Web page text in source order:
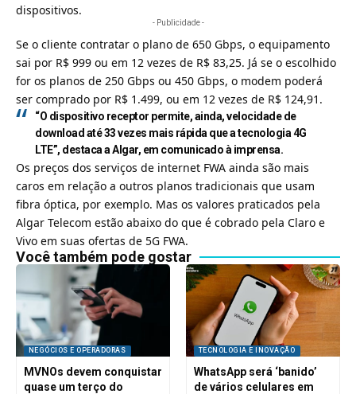
dispositivos.
- Publicidade -
Se o cliente contratar o plano de 650 Gbps, o equipamento
sai por R$ 999 ou em 12 vezes de R$ 83,25. Já se o escolhido
for os planos de 250 Gbps ou 450 Gbps, o modem poderá
ser comprado por R$ 1.499, ou em 12 vezes de R$ 124,91.
“O dispositivo receptor permite, ainda, velocidade de
download até 33 vezes mais rápida que a tecnologia 4G
LTE”, destaca a Algar, em comunicado à imprensa.
Os preços dos serviços de internet FWA ainda são mais
caros em relação a outros planos tradicionais que usam
fibra óptica, por exemplo. Mas os valores praticados pela
Algar Telecom estão abaixo do que é cobrado pela Claro e
Vivo em suas ofertas de 5G FWA.
Você também pode gostar
NEGÓCIOS E OPERADORAS
MVNOs devem conquistar
quase um terço do
TECNOLOGIA E INOVAÇÃO
WhatsApp será ‘banido’
de vários celulares em